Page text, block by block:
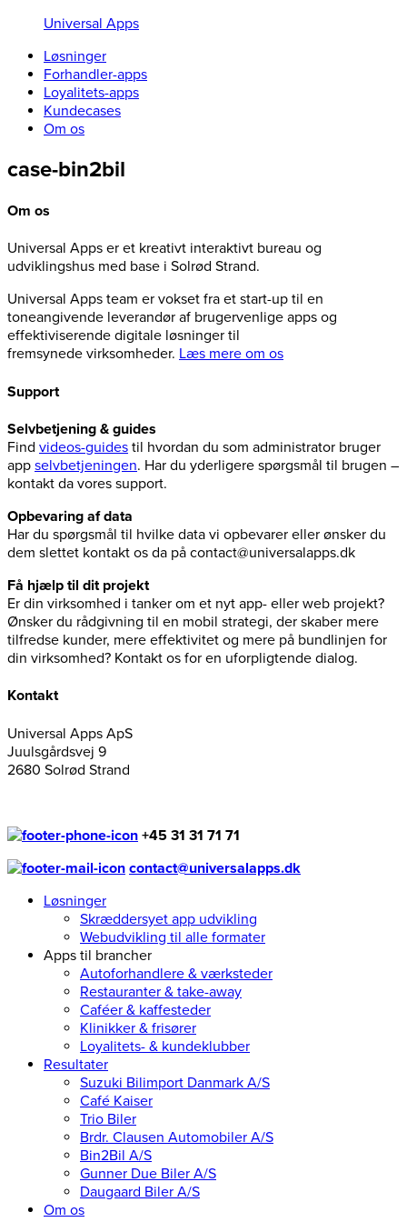
Universal Apps
Løsninger
Forhandler-apps
Loyalitets-apps
Kundecases
Om os
case-bin2bil
Om os
Universal Apps er et kreativt interaktivt bureau og
udviklingshus med base i Solrød Strand.
Universal Apps team er vokset fra et start-up til en
toneangivende leverandør af brugervenlige apps og
effektiviserende digitale løsninger til
fremsynede virksomheder. Læs mere om os
Support
Selvbetjening & guides
Find videos-guides til hvordan du som administrator bruger
app selvbetjeningen. Har du yderligere spørgsmål til brugen –
kontakt da vores support.
Opbevaring af data
Har du spørgsmål til hvilke data vi opbevarer eller ønsker du
dem slettet kontakt os da på contact@universalapps.dk
Få hjælp til dit projekt
Er din virksomhed i tanker om et nyt app- eller web projekt?
Ønsker du rådgivning til en mobil strategi, der skaber mere
tilfredse kunder, mere effektivitet og mere på bundlinjen for
din virksomhed? Kontakt os for en uforpligtende dialog.
Kontakt
Universal Apps ApS
Juulsgårdsvej 9
2680 Solrød Strand
+45 31 31 71 71
contact@universalapps.dk
Løsninger
Skræddersyet app udvikling
Webudvikling til alle formater
Apps til brancher
Autoforhandlere & værksteder
Restauranter & take-away
Caféer & kaffesteder
Klinikker & frisører
Loyalitets- & kundeklubber
Resultater
Suzuki Bilimport Danmark A/S
Café Kaiser
Trio Biler
Brdr. Clausen Automobiler A/S
Bin2Bil A/S
Gunner Due Biler A/S
Daugaard Biler A/S
Om os